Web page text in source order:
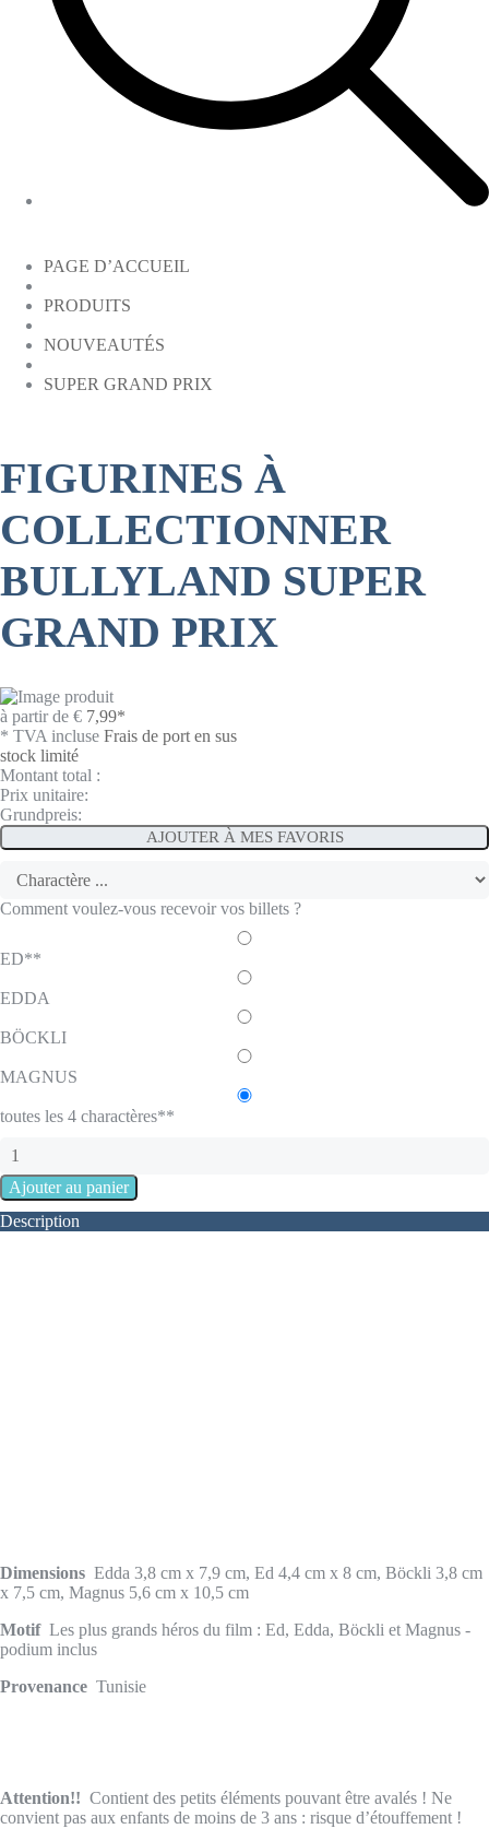
PAGE D’ACCUEIL
PRODUITS
NOUVEAUTÉS
SUPER GRAND PRIX
FIGURINES À
COLLECTIONNER
BULLYLAND SUPER
GRAND PRIX
à partir de € 7,99*
* TVA incluse Frais de port en sus
stock limité
Montant total :
Prix unitaire:
Grundpreis:
AJOUTER À MES FAVORIS
Comment voulez-vous recevoir vos billets ?
ED**
EDDA
BÖCKLI
MAGNUS
toutes les 4 charactères**
Description
Dimensions Edda 3,8 cm x 7,9 cm, Ed 4,4 cm x 8 cm, Böckli 3,8 cm
x 7,5 cm, Magnus 5,6 cm x 10,5 cm
MotifLes plus grands héros du film : Ed, Edda, Böckli et Magnus -
podium inclus
Provenance Tunisie
Attention!! Contient des petits éléments pouvant être avalés ! Ne
convient pas aux enfants de moins de 3 ans : risque d’étouffement !